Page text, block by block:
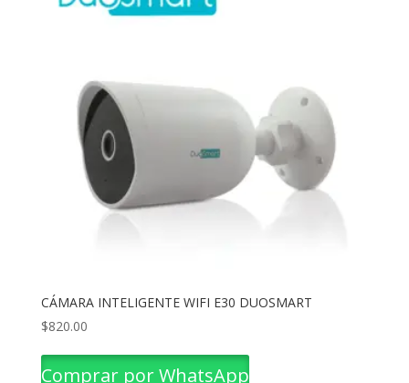
CÁMARA INTELIGENTE WIFI E30 DUOSMART
$820.00
Comprar por WhatsApp